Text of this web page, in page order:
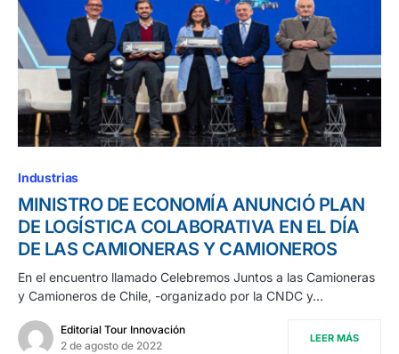
Industrias
MINISTRO DE ECONOMÍA ANUNCIÓ PLAN
DE LOGÍSTICA COLABORATIVA EN EL DÍA
DE LAS CAMIONERAS Y CAMIONEROS
En el encuentro llamado Celebremos Juntos a las Camioneras
y Camioneros de Chile, -organizado por la CNDC y…
Editorial Tour Innovación
2 de agosto de 2022
LEER MÁS